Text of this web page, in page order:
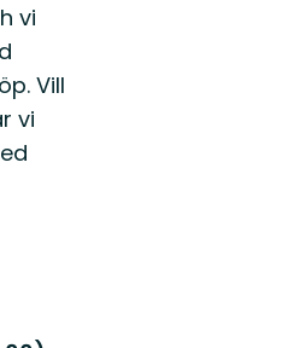
vi
Vill
vi